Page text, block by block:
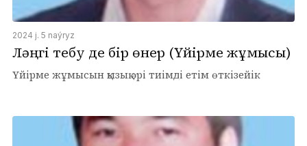
2024 j. 5 naýryz
Ләңгі тебу де бір өнер (Үйірме жұмысы)
Үйірме жұмысын қызық әрі тиімді етім өткізейік